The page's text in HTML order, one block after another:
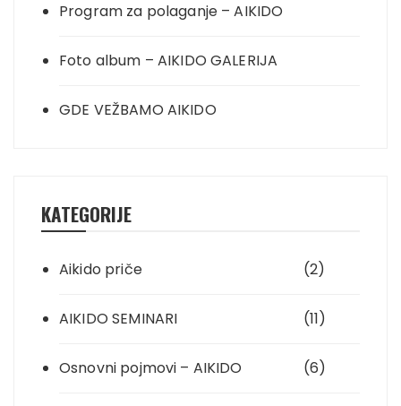
Program za polaganje – AIKIDO
Foto album – AIKIDO GALERIJA
GDE VEŽBAMO AIKIDO
KATEGORIJE
Aikido priče (2)
AIKIDO SEMINARI (11)
Osnovni pojmovi – AIKIDO (6)